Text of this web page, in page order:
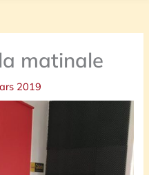
matinale
2019